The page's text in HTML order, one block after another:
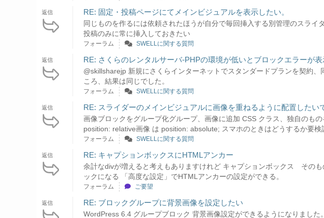
返信 RE: 固定・投稿ページにてメインビジュアルを表示したい。
同じものを作るには依頼されたほうが自分で毎回挿入する別管理のスライ
投稿のみに常に挿入しておきたい
フォーラム SWELLに関する質問
返信 RE: さくらのレンタルサーバ-PHPの環境が低いとブロックエラーが表
@skillsharejp 新規にさくらインターネットでスタンダードプランを契約、
ころ、結果は同じでした。
フォーラム SWELLに関する質問
返信 RE: スライダーのメインビジュアルに画像を重ねるように配置したい
画像ブロックをグループ化グループ、画像に追加 CSS クラス、独自のも
position: relative画像 は position: absolute; スマホのときはどうするか要検
フォーラム SWELLに関する質問
返信 RE: キャプションボックスにHTMLアンカー
余計なdivが増えると考えもありますけれど キャプションボックス そのも
ックになる 「高度な設定」でHTMLアンカーの設定ができる。
フォーラム ご要望
返信 RE: ブロックグループに背景画像を設定したい
WordPress 6.4 グループブロック 背景画像設定ができるようになりました